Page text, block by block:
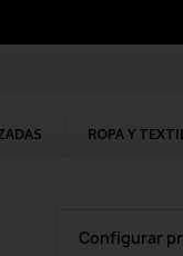
ROPA Y
Configurar